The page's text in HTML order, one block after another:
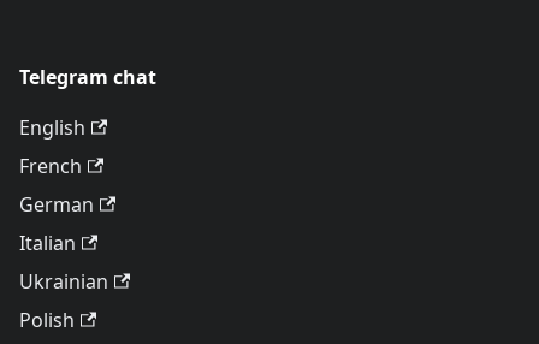
Telegram chat
English
French
German
Italian
Ukrainian
Polish